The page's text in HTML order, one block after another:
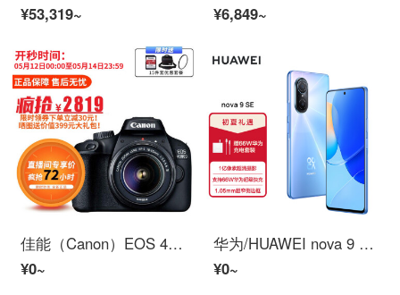
¥53,319~
¥6,849~
佳能（Canon）EOS 4000D 单反相机 APS画幅 入门级高清数码照相机 套机 单机+18-55mm III镜头
¥0~
华为/HUAWEI nova 9 SE 一亿像素超清摄影 创新Vlog体验 支持66W快充 8GB+256GB冰晶蓝 华为手机【无充版】
¥0~